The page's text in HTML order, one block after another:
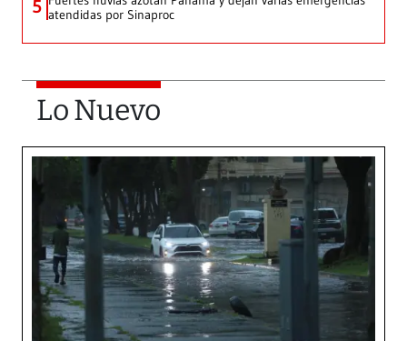
5 atendidas por Sinaproc
Lo Nuevo